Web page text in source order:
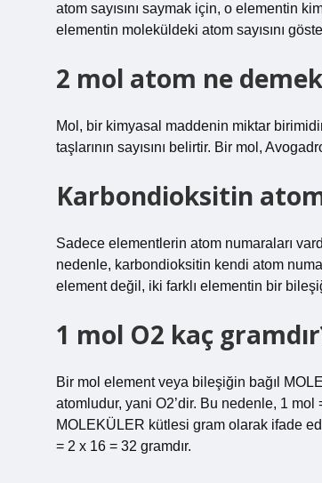
atom sayısını saymak için, o elementin
elementin moleküldeki atom sayısını
2 mol atom ne
Mol, bir kimyasal maddenin miktar
taşlarının sayısını belirtir. Bir mol,
Karbondioksitin atom
Sadece elementlerin atom numaraları
nedenle, karbondioksitin kendi atom
element değil, iki farklı elementin bir
1 mol O2 kaç
Bir mol element veya bileşiğin bağıl
atomludur, yani O2’dir. Bu nedenle, 1
MOLEKÜLER kütlesi gram olarak ifade
= 2 x 16 = 32 gramdır.